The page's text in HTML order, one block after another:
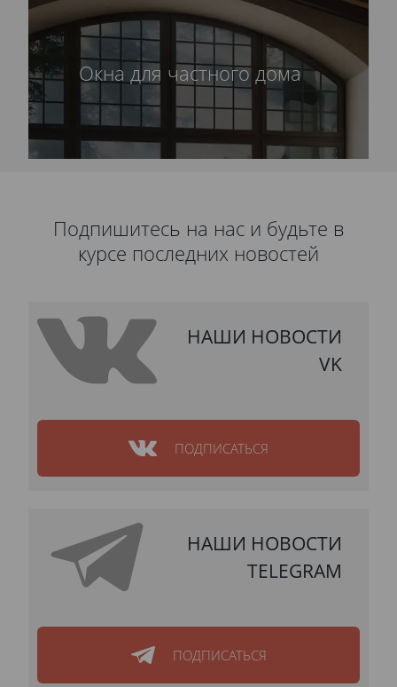
Окна для частного дома
Подпишитесь на нас и будьте в
курсе последних новостей
НАШИ НОВОСТИ
VK
ПОДПИСАТЬСЯ
НАШИ НОВОСТИ
TELEGRAM
ПОДПИСАТЬСЯ